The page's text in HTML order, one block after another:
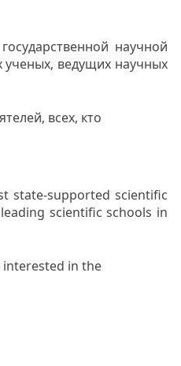
научной
ученых, ведущих научных
всех, кто
state-supported scientific
scientific schools in
in the